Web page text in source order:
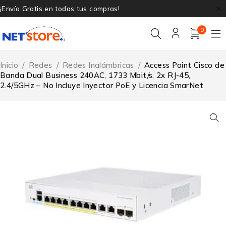
¡Envío Gratis en todas tus compras!
0
Inicio / Redes / Redes Inalámbricas / Access Point Cisco de
Banda Dual Business 240AC, 1733 Mbit/s, 2x RJ-45,
2.4/5GHz – No Incluye Inyector PoE y Licencia SmarNet